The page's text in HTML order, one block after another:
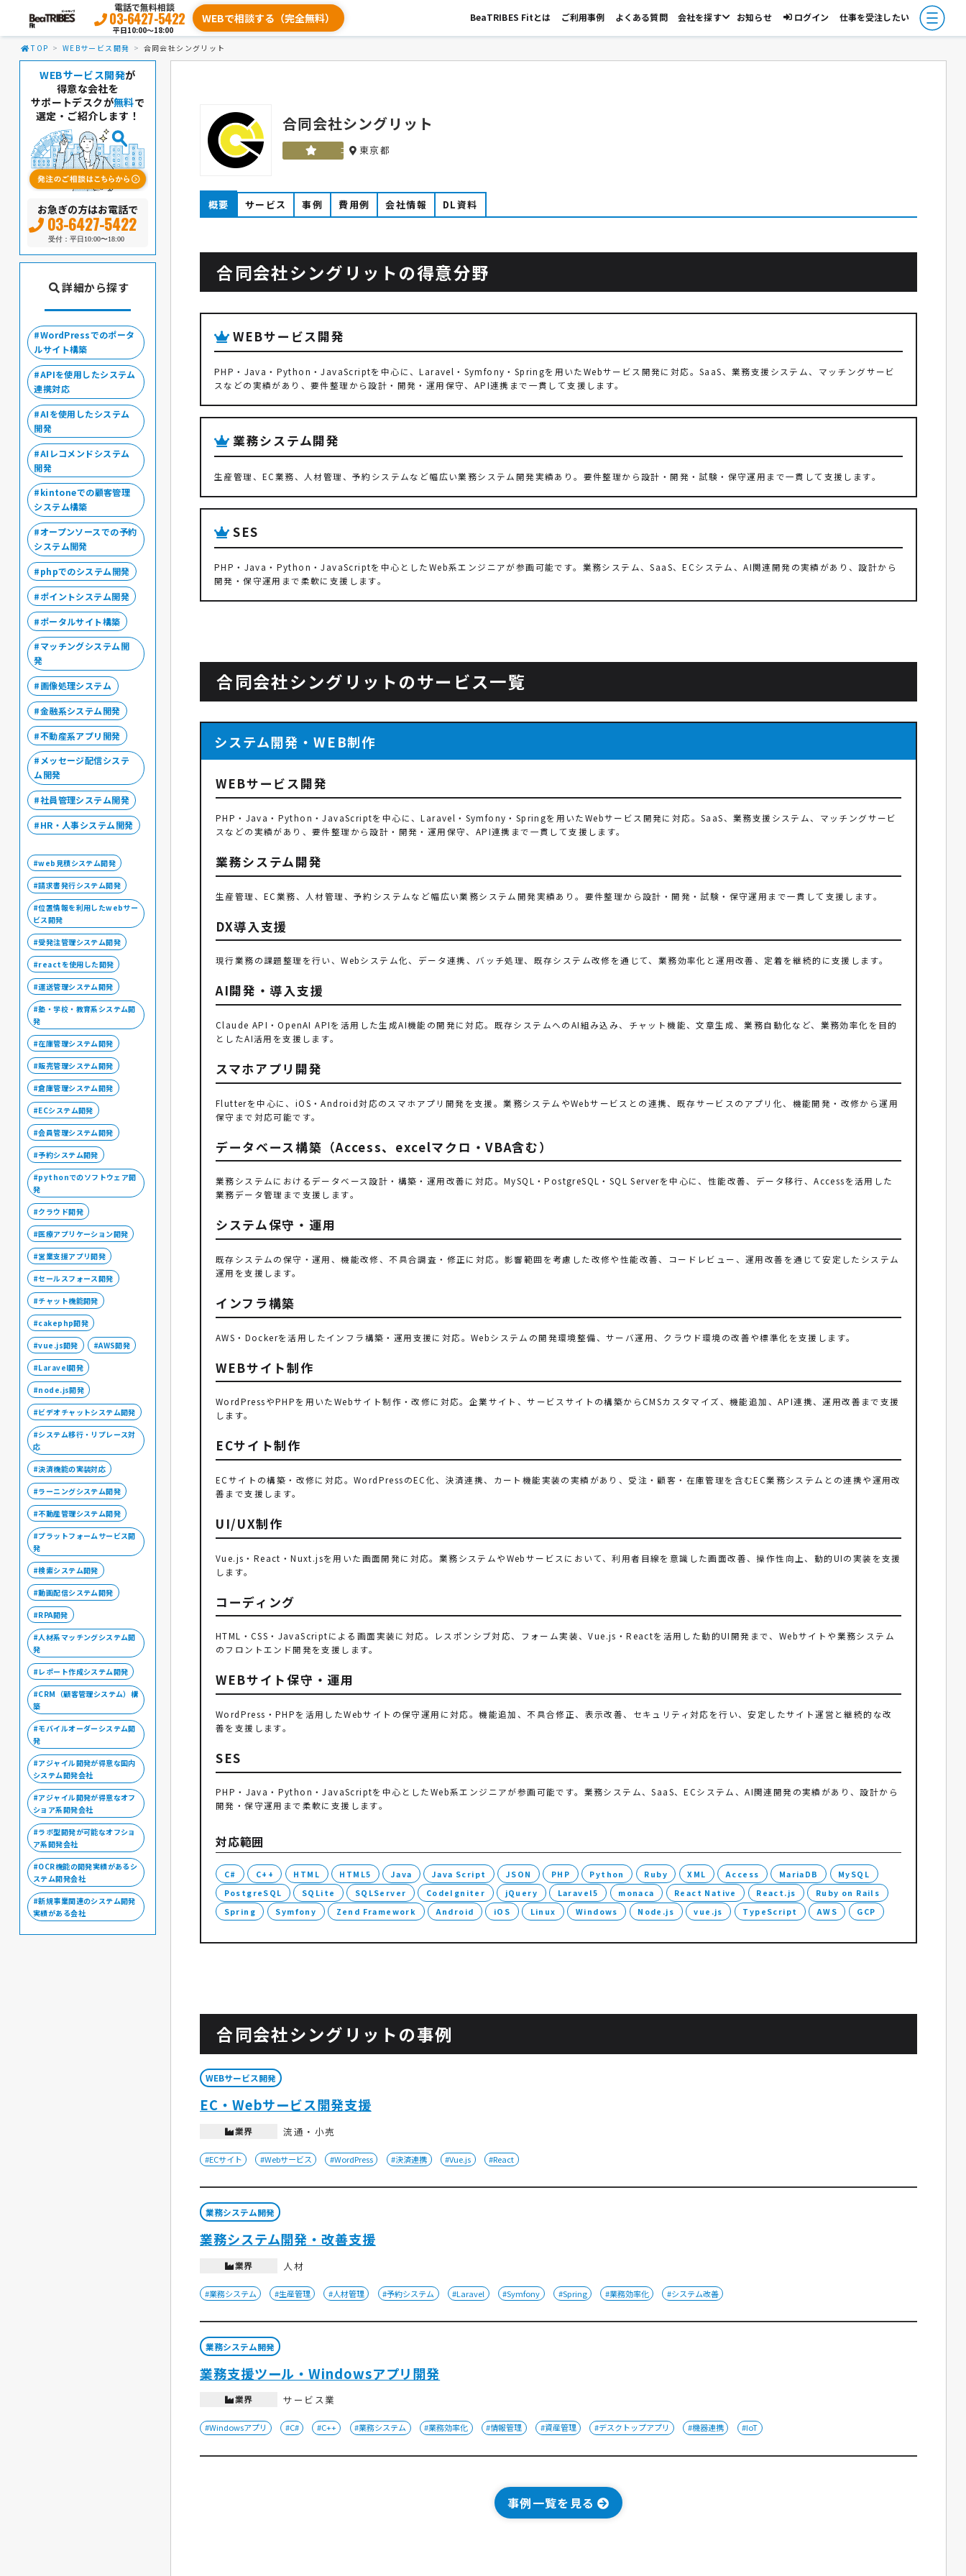
電話で無料相談
03-6427-5422
平日10:00〜18:00
WEBで相談する（完全無料） BeaTRIBES Fitとは ご利用事例 よくある質問 会社を探す お知らせ ログイン 仕事を受注したい
TOP WEBサービス開発 合同会社シングリット
WEBサービス開発が
得意な会社を
サポートデスクが無料で
選定・ご紹介します！
お急ぎの方はお電話で
03-6427-5422
受付：平日10:00〜18:00
詳細から探す
WordPressでのポータ
ルサイト構築
APIを使用したシステム
連携対応
AIを使用したシステム
開発
AIレコメンドシステム
開発
kintoneでの顧客管理
システム構築
オープンソースでの予約
システム開発
phpでのシステム開発
ポイントシステム開発
ポータルサイト構築
マッチングシステム開
発
画像処理システム
金融系システム開発
不動産系アプリ開発
メッセージ配信システ
ム開発
社員管理システム開発
HR・人事システム開発
web見積システム開発
請求書発行システム開発
位置情報を利用したwebサー
ビス開発
受発注管理システム開発
reactを使用した開発
運送管理システム開発
塾・学校・教育系システム開
発
在庫管理システム開発
販売管理システム開発
倉庫管理システム開発
ECシステム開発
会員管理システム開発
予約システム開発
pythonでのソフトウェア開
発
クラウド開発
医療アプリケーション開発
営業支援アプリ開発
セールスフォース開発
チャット機能開発
cakephp開発
vue.js開発 AWS開発
Laravel開発
node.js開発
ビデオチャットシステム開発
システム移行・リプレース対
応
決済機能の実装対応
ラーニングシステム開発
不動産管理システム開発
プラットフォームサービス開
発
検索システム開発
動画配信システム開発
RPA開発
人材系マッチングシステム開
発
レポート作成システム開発
CRM（顧客管理システム）構
築
モバイルオーダーシステム開
発
アジャイル開発が得意な国内
システム開発会社
アジャイル開発が得意なオフ
ショア系開発会社
ラボ型開発が可能なオフショ
ア系開発会社
OCR機能の開発実績があるシ
ステム開発会社
新規事業関連のシステム開発
実績がある会社
合同会社シングリット
ゴールド東京都
概要 サービス 事例 費用例 会社情報 DL資料
合同会社シングリットの得意分野
WEBサービス開発
PHP・Java・Python・JavaScriptを中心に、Laravel・Symfony・Springを用いたWebサービス開発に対応。SaaS、業務支援システム、マッチングサービ
スなどの実績があり、要件整理から設計・開発・運用保守、API連携まで一貫して支援します。
業務システム開発
生産管理、EC業務、人材管理、予約システムなど幅広い業務システム開発実績あり。要件整理から設計・開発・試験・保守運用まで一貫して支援します。
SES
PHP・Java・Python・JavaScriptを中心としたWeb系エンジニアが参画可能です。業務システム、SaaS、ECシステム、AI関連開発の実績があり、設計から
開発・保守運用まで柔軟に支援します。
合同会社シングリットのサービス一覧
システム開発・WEB制作
WEBサービス開発
PHP・Java・Python・JavaScriptを中心に、Laravel・Symfony・Springを用いたWebサービス開発に対応。SaaS、業務支援システム、マッチングサービ
スなどの実績があり、要件整理から設計・開発・運用保守、API連携まで一貫して支援します。
業務システム開発
生産管理、EC業務、人材管理、予約システムなど幅広い業務システム開発実績あり。要件整理から設計・開発・試験・保守運用まで一貫して支援します。
DX導入支援
現行業務の課題整理を行い、Webシステム化、データ連携、バッチ処理、既存システム改修を通じて、業務効率化と運用改善、定着を継続的に支援します。
AI開発・導入支援
Claude API・OpenAI APIを活用した生成AI機能の開発に対応。既存システムへのAI組み込み、チャット機能、文章生成、業務自動化など、業務効率化を目的
としたAI活用を支援します。
スマホアプリ開発
Flutterを中心に、iOS・Android対応のスマホアプリ開発を支援。業務システムやWebサービスとの連携、既存サービスのアプリ化、機能開発・改修から運用
保守まで対応可能です。
データベース構築（Access、excelマクロ・VBA含む）
業務システムにおけるデータベース設計・構築・運用改善に対応。MySQL・PostgreSQL・SQL Serverを中心に、性能改善、データ移行、Accessを活用した
業務データ管理まで支援します。
システム保守・運用
既存システムの保守・運用、機能改修、不具合調査・修正に対応。影響範囲を考慮した改修や性能改善、コードレビュー、運用改善を通じて安定したシステム
運用を支援します。
インフラ構築
AWS・Dockerを活用したインフラ構築・運用支援に対応。Webシステムの開発環境整備、サーバ運用、クラウド環境の改善や標準化を支援します。
WEBサイト制作
WordPressやPHPを用いたWebサイト制作・改修に対応。企業サイト、サービスサイトの構築からCMSカスタマイズ、機能追加、API連携、運用改善まで支援
します。
ECサイト制作
ECサイトの構築・改修に対応。WordPressのEC化、決済連携、カート機能実装の実績があり、受注・顧客・在庫管理を含むEC業務システムとの連携や運用改
善まで支援します。
UI/UX制作
Vue.js・React・Nuxt.jsを用いた画面開発に対応。業務システムやWebサービスにおいて、利用者目線を意識した画面改善、操作性向上、動的UIの実装を支援
します。
コーディング
HTML・CSS・JavaScriptによる画面実装に対応。レスポンシブ対応、フォーム実装、Vue.js・Reactを活用した動的UI開発まで、Webサイトや業務システム
のフロントエンド開発を支援します。
WEBサイト保守・運用
WordPress・PHPを活用したWebサイトの保守運用に対応。機能追加、不具合修正、表示改善、セキュリティ対応を行い、安定したサイト運営と継続的な改
善を支援します。
SES
PHP・Java・Python・JavaScriptを中心としたWeb系エンジニアが参画可能です。業務システム、SaaS、ECシステム、AI関連開発の実績があり、設計から
開発・保守運用まで柔軟に支援します。
対応範囲
C# C++ HTML HTML5 Java Java Script JSON PHP Python Ruby XML Access MariaDB
MySQL
PostgreSQL
SQLite SQLServer CodeIgniter jQuery Laravel5 monaca React Native React.js
Ruby on Rails
Spring
Symfony Zend Framework Android iOS Linux Windows Node.js vue.js TypeScript AWS GCP
合同会社シングリットの事例
WEBサービス開発
EC・Webサービス開発支援
業界 流通・小売
#ECサイト #Webサービス #WordPress #決済連携 #Vue.js #React
業務システム開発
業務システム開発・改善支援
業界 人材
#業務システム #生産管理 #人材管理 #予約システム #Laravel #Symfony #Spring #業務効率化 #システム改善
業務システム開発
業務支援ツール・Windowsアプリ開発
業界 サービス業
#Windowsアプリ #C# #C++ #業務システム #業務効率化 #情報管理 #資産管理 #デスクトップアプリ #機器連携 #IoT
事例一覧を見る